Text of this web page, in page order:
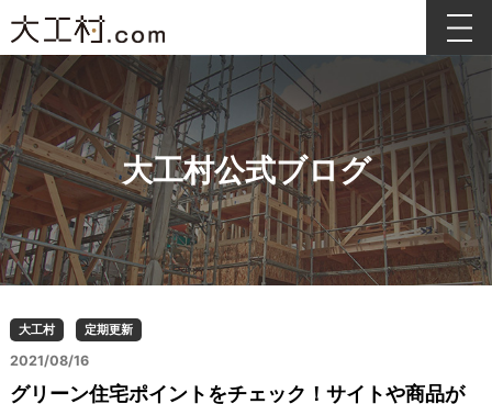
大工村公式ブログ
大工村 定期更新
2021/08/16
グリーン住宅ポイントをチェック！サイトや商品が